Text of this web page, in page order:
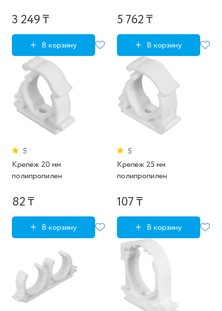
3 249 ₸
В корзину
5 762 ₸
В корзину
5
Крепёж 20 мм
полипропилен
82 ₸
В корзину
5
Крепёж 25 мм
полипропилен
107 ₸
В корзину